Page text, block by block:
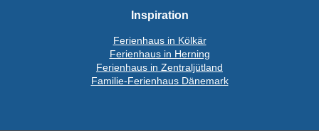
Inspiration
Ferienhaus in Kölkär
Ferienhaus in Herning
Ferienhaus in Zentraljütland
Familie-Ferienhaus Dänemark